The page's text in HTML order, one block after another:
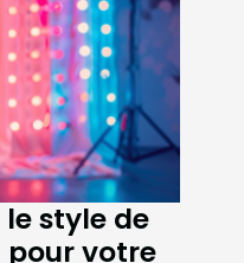
style de
votre